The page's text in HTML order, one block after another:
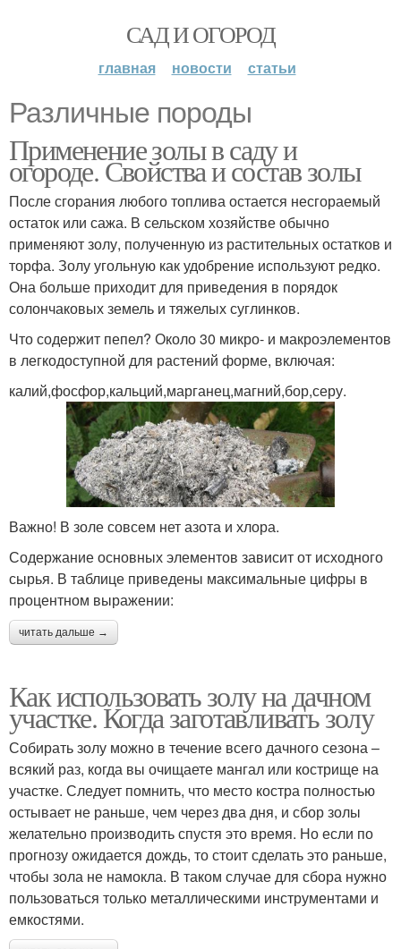
САД И ОГОРОД
главная новости статьи
Различные породы
Применение золы в саду и
огороде. Свойства и состав золы
После сгорания любого топлива остается несгораемый
остаток или сажа. В сельском хозяйстве обычно
применяют золу, полученную из растительных остатков и
торфа. Золу угольную как удобрение используют редко.
Она больше приходит для приведения в порядок
солончаковых земель и тяжелых суглинков.
Что содержит пепел? Около 30 микро- и макроэлементов
в легкодоступной для растений форме, включая:
калий,фосфор,кальций,марганец,магний,бор,серу.
Важно! В золе совсем нет азота и хлора.
Содержание основных элементов зависит от исходного
сырья. В таблице приведены максимальные цифры в
процентном выражении:
читать дальше →
Как использовать золу на дачном
участке. Когда заготавливать золу
Собирать золу можно в течение всего дачного сезона –
всякий раз, когда вы очищаете мангал или кострище на
участке. Следует помнить, что место костра полностью
остывает не раньше, чем через два дня, и сбор золы
желательно производить спустя это время. Но если по
прогнозу ожидается дождь, то стоит сделать это раньше,
чтобы зола не намокла. В таком случае для сбора нужно
пользоваться только металлическими инструментами и
емкостями.